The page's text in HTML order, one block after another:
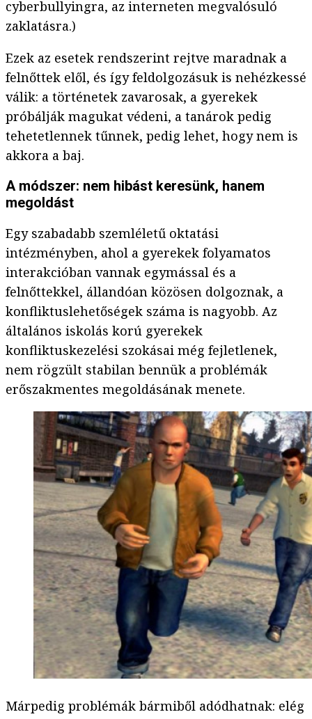
cyberbullyingra, az interneten megvalósuló
zaklatásra.)
Ezek az esetek rendszerint rejtve maradnak a
felnőttek elől, és így feldolgozásuk is nehézkessé
válik: a történetek zavarosak, a gyerekek
próbálják magukat védeni, a tanárok pedig
tehetetlennek tűnnek, pedig lehet, hogy nem is
akkora a baj.
A módszer: nem hibást keresünk, hanem
megoldást
Egy szabadabb szemléletű oktatási
intézményben, ahol a gyerekek folyamatos
interakcióban vannak egymással és a
felnőttekkel, állandóan közösen dolgoznak, a
konfliktuslehetőségek száma is nagyobb. Az
általános iskolás korú gyerekek
konfliktuskezelési szokásai még fejletlenek,
nem rögzült stabilan bennük a problémák
erőszakmentes megoldásának menete.
Márpedig problémák bármiből adódhatnak: elég